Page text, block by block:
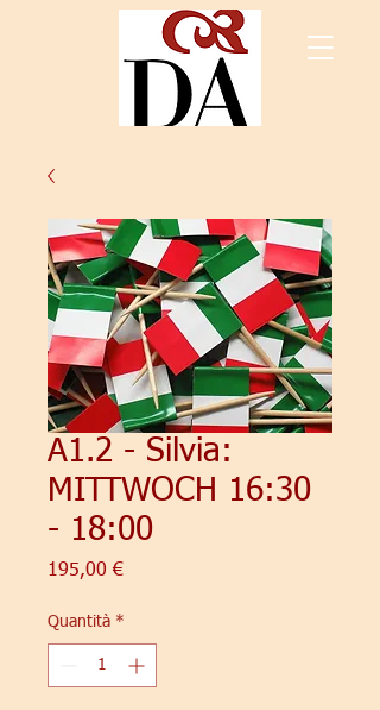
A1.2 - Silvia:
MITTWOCH 16:30
- 18:00
195,00 €Prezzo
Quantità *